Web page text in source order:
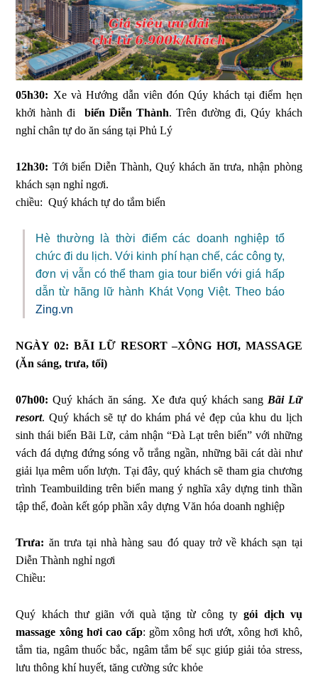
05h30: Xe và Hướng dẫn viên đón Qúy khách tại điểm hẹn
khởi hành đi biển Diễn Thành. Trên đường đi, Qúy khách
nghỉ chân tự do ăn sáng tại Phủ Lý
12h30: Tới biển Diễn Thành, Quý khách ăn trưa, nhận phòng
khách sạn nghỉ ngơi.
chiều: Quý khách tự do tắm biển
Hè thường là thời điểm các doanh nghiệp tổ
chức đi du lịch. Với kinh phí hạn chế, các công ty,
đơn vị vẫn có thể tham gia tour biển với giá hấp
dẫn từ hãng lữ hành Khát Vọng Việt. Theo báo
Zing.vn
NGÀY 02: BÃI LỮ RESORT –XÔNG HƠI, MASSAGE
(Ăn sáng, trưa, tối)
07h00: Quý khách ăn sáng. Xe đưa quý khách sang Bãi Lữ
resort. Quý khách sẽ tự do khám phá vẻ đẹp của khu du lịch
sinh thái biển Bãi Lữ, cảm nhận “Đà Lạt trên biển” với những
vách đá dựng đứng sóng vỗ trắng ngần, những bãi cát dài như
giải lụa mêm uốn lượn. Tại đây, quý khách sẽ tham gia chương
trình Teambuilding trên biển mang ý nghĩa xây dựng tinh thần
tập thể, đoàn kết góp phần xây dựng Văn hóa doanh nghiệp
Trưa: ăn trưa tại nhà hàng sau đó quay trở về khách sạn tại
Diễn Thành nghỉ ngơi
Chiều:
Quý khách thư giãn với quà tặng từ công tygói dịch vụ
massage xông hơi cao cấp: gồm xông hơi ướt, xông hơi khô,
tắm tia, ngâm thuốc bắc, ngâm tắm bể sục giúp giải tỏa stress,
lưu thông khí huyết, tăng cường sức khỏe